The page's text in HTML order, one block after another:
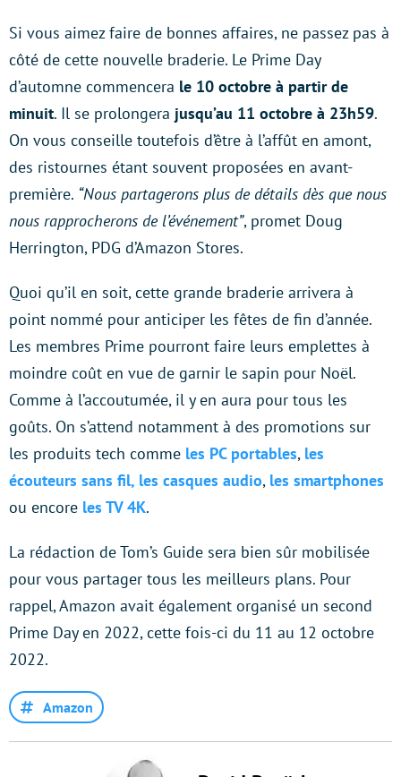
Si vous aimez faire de bonnes affaires, ne passez pas à
côté de cette nouvelle braderie. Le Prime Day
d’automne commencera le 10 octobre à partir de
minuit. Il se prolongera jusqu’au 11 octobre à 23h59.
On vous conseille toutefois d’être à l’affût en amont,
des ristournes étant souvent proposées en avant-
première. “Nous partagerons plus de détails dès que nous
nous rapprocherons de l’événement”, promet Doug
Herrington, PDG d’Amazon Stores.
Quoi qu’il en soit, cette grande braderie arrivera à
point nommé pour anticiper les fêtes de fin d’année.
Les membres Prime pourront faire leurs emplettes à
moindre coût en vue de garnir le sapin pour Noël.
Comme à l’accoutumée, il y en aura pour tous les
goûts. On s’attend notamment à des promotions sur
les produits tech comme les PC portables, les
écouteurs sans fil, les casques audio, les smartphones
ou encore les TV 4K.
La rédaction de Tom’s Guide sera bien sûr mobilisée
pour vous partager tous les meilleurs plans. Pour
rappel, Amazon avait également organisé un second
Prime Day en 2022, cette fois-ci du 11 au 12 octobre
2022.
Amazon